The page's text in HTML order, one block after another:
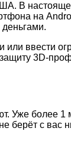
В
на
или ввести
3D-
Уже более 1
берёт с вас